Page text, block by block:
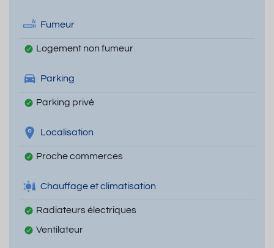
Fumeur
Logement non fumeur
Parking
Parking privé
Localisation
Proche commerces
Chauffage et climatisation
Radiateurs électriques
Ventilateur